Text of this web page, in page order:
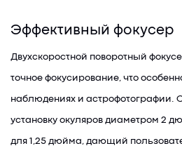
Эффективный фокусер
Двухскоростной поворотный
точное фокусирование, что
наблюдениях и астрофотографии.
установку окуляров диаметром 2
для 1,25 дюйма, дающий